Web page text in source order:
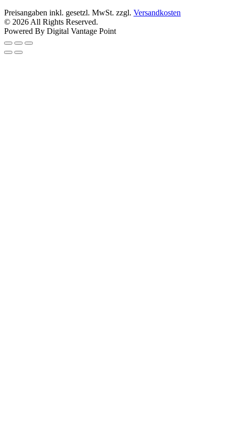
Preisangaben inkl. gesetzl. MwSt. zzgl. Versandkosten
© 2026 All Rights Reserved.
Powered By Digital Vantage Point